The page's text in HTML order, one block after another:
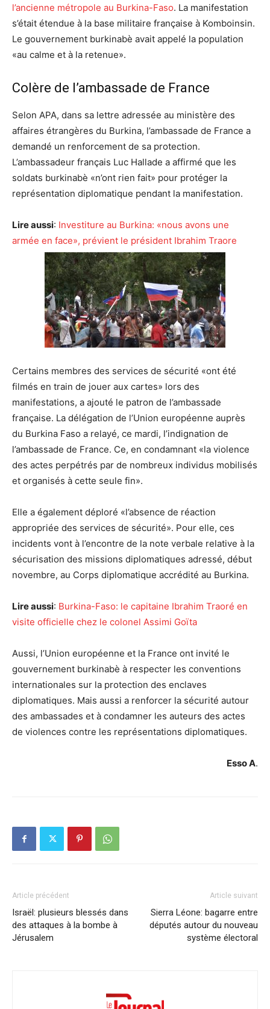
l’ancienne métropole au Burkina-Faso. La manifestation
s’était étendue à la base militaire française à Komboinsin.
Le gouvernement burkinabè avait appelé la population
«au calme et à la retenue».
Colère de l’ambassade de France
Selon APA, dans sa lettre adressée au ministère des
affaires étrangères du Burkina, l’ambassade de France a
demandé un renforcement de sa protection.
L’ambassadeur français Luc Hallade a affirmé que les
soldats burkinabè «n’ont rien fait» pour protéger la
représentation diplomatique pendant la manifestation.
Lire aussi: Investiture au Burkina: «nous avons une
armée en face», prévient le président Ibrahim Traore
Certains membres des services de sécurité «ont été
filmés en train de jouer aux cartes» lors des
manifestations, a ajouté le patron de l’ambassade
française. La délégation de l’Union européenne auprès
du Burkina Faso a relayé, ce mardi, l’indignation de
l’ambassade de France. Ce, en condamnant «la violence
des actes perpétrés par de nombreux individus mobilisés
et organisés à cette seule fin».
Elle a également déploré «l’absence de réaction
appropriée des services de sécurité». Pour elle, ces
incidents vont à l’encontre de la note verbale relative à la
sécurisation des missions diplomatiques adressé, début
novembre, au Corps diplomatique accrédité au Burkina.
Lire aussi: Burkina-Faso: le capitaine Ibrahim Traoré en
visite officielle chez le colonel Assimi Goïta
Aussi, l’Union européenne et la France ont invité le
gouvernement burkinabè à respecter les conventions
internationales sur la protection des enclaves
diplomatiques. Mais aussi a renforcer la sécurité autour
des ambassades et à condamner les auteurs des actes
de violences contre les représentations diplomatiques.
Esso A.
Article précédent
Israël: plusieurs blessés dans
des attaques à la bombe à
Jérusalem
Article suivant
Sierra Léone: bagarre entre
députés autour du nouveau
système électoral